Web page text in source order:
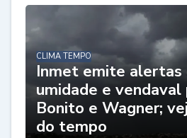
CLIMA TEMPO
Inmet emite alertas
umidade e vendaval
Bonito e Wagner;
do tempo